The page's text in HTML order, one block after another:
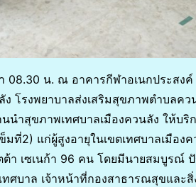
08.30 น. ณ อาคารกีฬาอเนกประสง
โรงพยาบาลส่งเสริมสุขภาพตำบลค
ำสุขภาพเทศบาลเมืองควนลัง ให้บ
มที่2) แก่ผู้สูงอายุในเขตเทศบาลเมือ
า เซเนก้า 96 คน โดยมีนายสมบูรณ์
ศบาล เจ้าหน้าที่กองสาธารณสุขและ